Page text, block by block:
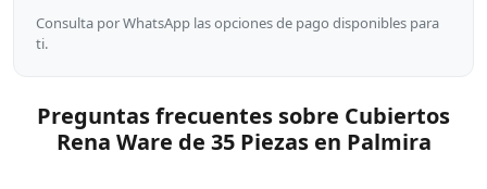
Consulta por WhatsApp las opciones de pago disponibles para
ti.
Preguntas frecuentes sobre Cubiertos
Rena Ware de 35 Piezas en Palmira